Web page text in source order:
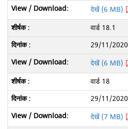
देखें (6 MB)
वार्ड 18.1
29/11/2020
देखें (6 MB)
वार्ड 18
29/11/2020
देखें (7 MB)